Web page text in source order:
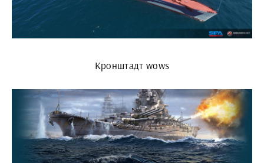
Кронштадт wows